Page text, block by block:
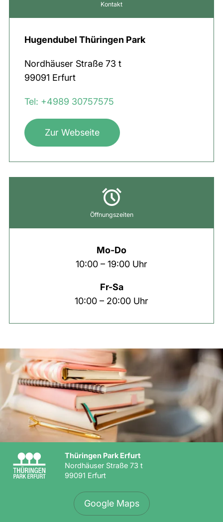
Kontakt
Hugendubel Thüringen Park
Nordhäuser Straße 73 t
99091 Erfurt
Tel: +4989 30757575
Zur Webseite
Öffnungszeiten
Mo-Do
10:00 – 19:00 Uhr
Fr-Sa
10:00 – 20:00 Uhr
Thüringen Park Erfurt
Nordhäuser Straße 73 t
99091 Erfurt
Google Maps